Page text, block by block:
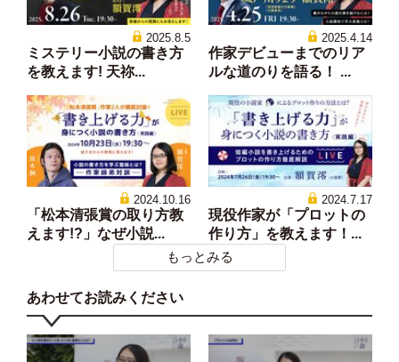
2025.8.5
ミステリー小説の書き方
を教えます! 天祢...
2025.4.14
作家デビューまでのリア
ルな道のりを語る！ ...
2024.10.16
「松本清張賞の取り方教
えます!?」なぜ小説...
2024.7.17
現役作家が「プロットの
作り方」を教えます！...
もっとみる
あわせてお読みください